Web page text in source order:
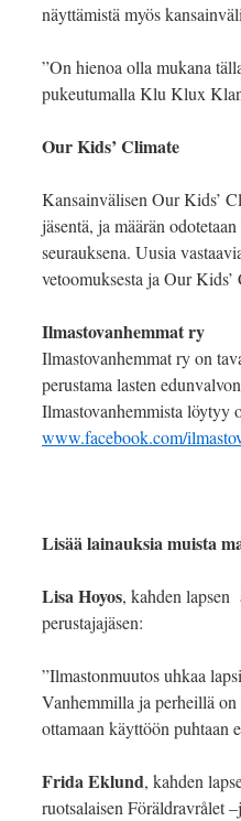
näyttämistä myös
”On hienoa olla mukana
pukeutumalla Klu Klux
Our Kids’ Climate
Kansainvälisen Our Kids’
jäsentä, ja määrän
seurauksena. Uusia
vetoomuksesta ja Our
Ilmastovanhemmat ry
Ilmastovanhemmat ry on
perustama lasten
Ilmastovanhemmista löytyy
www.facebook.com/
Lisää lainauksia muista
Lisa Hoyos, kahden lapsen
perustajajäsen:
”Ilmastonmuutos uhkaa
Vanhemmilla ja perheillä
ottamaan käyttöön puhtaan
Frida Eklund, kahden
ruotsalaisen Föräldravrålet